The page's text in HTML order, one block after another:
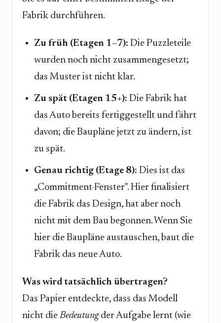
Fabrik durchführen.
Zu früh (Etagen 1–7): Die Puzzleteile
wurden noch nicht zusammengesetzt;
das Muster ist nicht klar.
Zu spät (Etagen 15+): Die Fabrik hat
das Auto bereits fertiggestellt und fährt
davon; die Baupläne jetzt zu ändern, ist
zu spät.
Genau richtig (Etage 8): Dies ist das
„Commitment-Fenster". Hier finalisiert
die Fabrik das Design, hat aber noch
nicht mit dem Bau begonnen. Wenn Sie
hier die Baupläne austauschen, baut die
Fabrik das neue Auto.
Was wird tatsächlich übertragen?
Das Papier entdeckte, dass das Modell
nicht dieBedeutungder Aufgabe lernt (wie